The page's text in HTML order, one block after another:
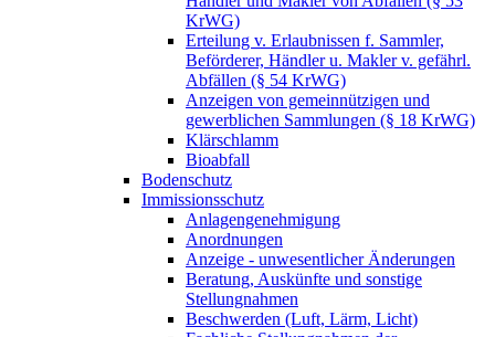
KrWG)
Erteilung v. Erlaubnissen f. Sammler,
Beförderer, Händler u. Makler v. gefährl.
Abfällen (§ 54 KrWG)
Anzeigen von gemeinnützigen und
gewerblichen Sammlungen (§ 18 KrWG)
Klärschlamm
Bioabfall
Bodenschutz
Immissionsschutz
Anlagengenehmigung
Anordnungen
Anzeige - unwesentlicher Änderungen
Beratung, Auskünfte und sonstige
Stellungnahmen
Beschwerden (Luft, Lärm, Licht)